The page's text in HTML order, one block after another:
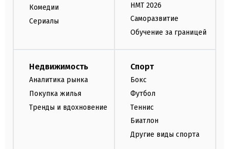
Комедии
Сериалы
НМТ 2026
Саморазвитие
Обучение за границей
Недвижимость
Аналитика рынка
Покупка жилья
Тренды и вдохновение
Спорт
Бокс
Футбол
Теннис
Биатлон
Другие виды спорта